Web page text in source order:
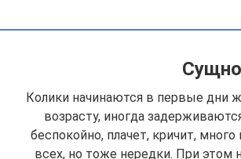
Колики начинаются в первые дни
возрасту, иногда
беспокойно, плачет, кричит,
всех, но тоже нередки. При этом